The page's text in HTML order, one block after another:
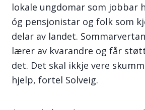
lokale ungdomar som jobbar
óg pensjonistar og folk som
delar av landet.
lærer av kvarandre og får
det. Det skal ikkje vere
hjelp, fortel Solveig.